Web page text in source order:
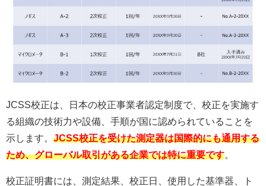
JCSS校正は、日本の校正事業者認定制度で、校正を実施す
る組織の技術力や設備、手順が国に認められていることを
示します。 JCSS校正を受けた測定器は国際的にも通用する
ため、グローバル取引がある企業では特に重要です
校正証明書には、測定結果、校正日、使用した基準器、ト